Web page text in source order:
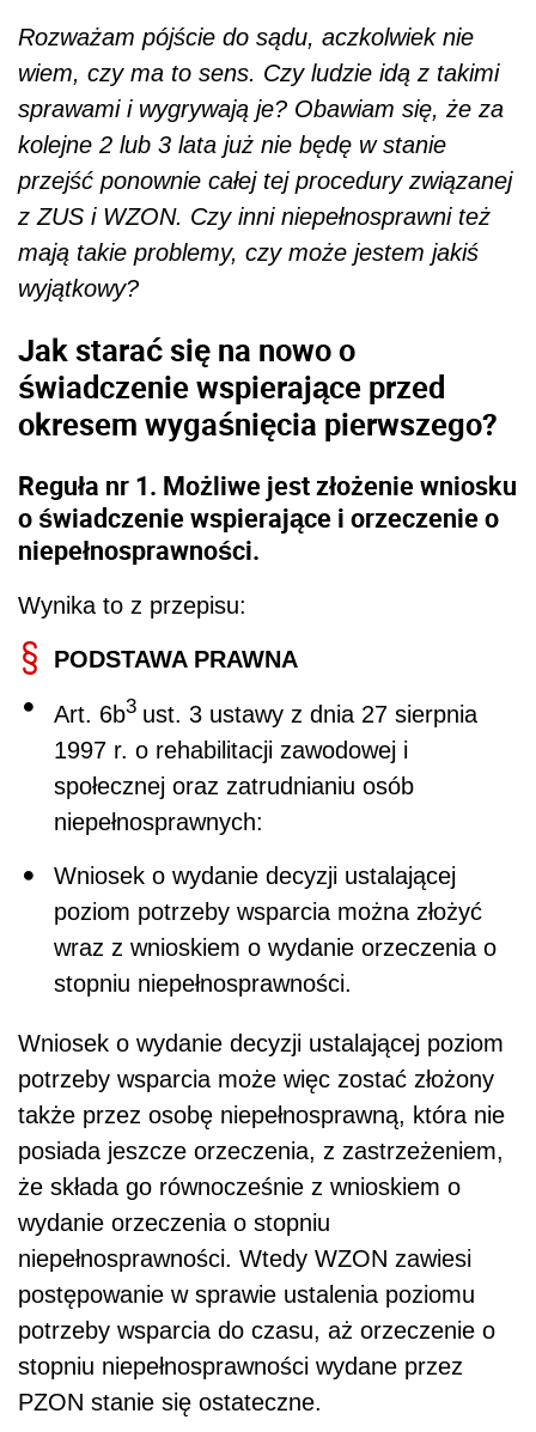
Rozważam pójście do sądu, aczkolwiek nie
wiem, czy ma to sens. Czy ludzie idą z takimi
sprawami i wygrywają je? Obawiam się, że za
kolejne 2 lub 3 lata już nie będę w stanie
przejść ponownie całej tej procedury związanej
z ZUS i WZON. Czy inni niepełnosprawni też
mają takie problemy, czy może jestem jakiś
wyjątkowy?
Jak starać się na nowo o
świadczenie wspierające przed
okresem wygaśnięcia pierwszego?
Reguła nr 1. Możliwe jest złożenie wniosku
o świadczenie wspierające i orzeczenie o
niepełnosprawności.
Wynika to z przepisu:
PODSTAWA PRAWNA
Art. 6b3 ust. 3 ustawy z dnia 27 sierpnia
1997 r. o rehabilitacji zawodowej i
społecznej oraz zatrudnianiu osób
niepełnosprawnych:
Wniosek o wydanie decyzji ustalającej
poziom potrzeby wsparcia można złożyć
wraz z wnioskiem o wydanie orzeczenia o
stopniu niepełnosprawności.
Wniosek o wydanie decyzji ustalającej poziom
potrzeby wsparcia może więc zostać złożony
także przez osobę niepełnosprawną, która nie
posiada jeszcze orzeczenia, z zastrzeżeniem,
że składa go równocześnie z wnioskiem o
wydanie orzeczenia o stopniu
niepełnosprawności. Wtedy WZON zawiesi
postępowanie w sprawie ustalenia poziomu
potrzeby wsparcia do czasu, aż orzeczenie o
stopniu niepełnosprawności wydane przez
PZON stanie się ostateczne.